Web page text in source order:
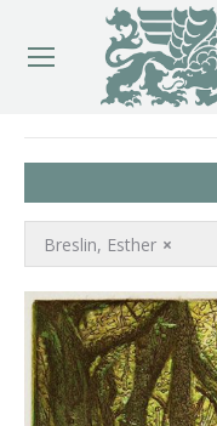
×
Breslin, Esther